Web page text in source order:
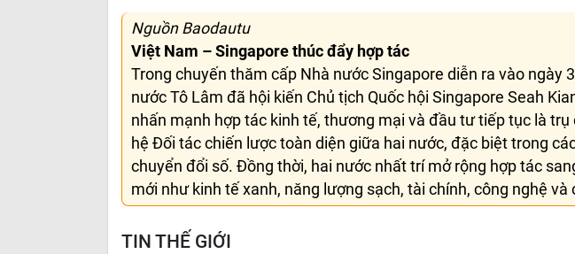
Nguồn Baodautu
Việt Nam – Singapore thúc đẩy hợp tác
Trong chuyến thăm cấp Nhà nước Singapore diễn ra vào ngày
nước Tô Lâm đã hội kiến Chủ tịch Quốc hội Singapore Seah
nhấn mạnh hợp tác kinh tế, thương mại và đầu tư tiếp tục là
hệ Đối tác chiến lược toàn diện giữa hai nước, đặc biệt trong
chuyển đổi số. Đồng thời, hai nước nhất trí mở rộng hợp tác
mới như kinh tế xanh, năng lượng sạch, tài chính, công nghệ và
TIN THẾ GIỚI